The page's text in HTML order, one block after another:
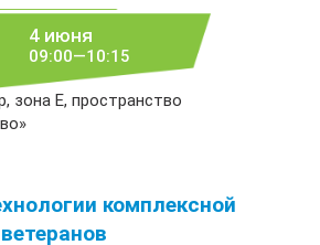
4 июня
09:00—10:15
зона E, пространство
комплексной